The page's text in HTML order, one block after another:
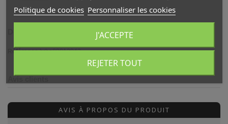
Référence brba89812942
AVIS À PROPOS DU PRODUIT
Politique de cookies Personnaliser les cookies
REJETER TOUT
J'ACCEPTE